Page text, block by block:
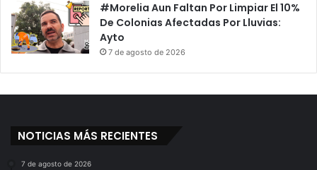
#Morelia Aun Faltan Por Limpiar El 10%
De Colonias Afectadas Por Lluvias:
Ayto
7 de agosto de 2026
NOTICIAS MÁS RECIENTES
7 de agosto de 2026